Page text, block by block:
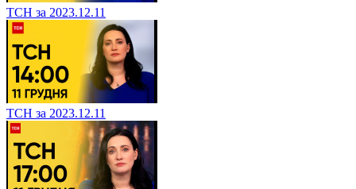
ТСН за 2023.12.11
ТСН за 2023.12.11